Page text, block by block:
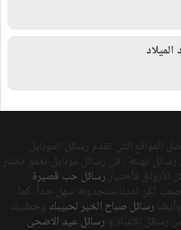
المواقع التي تقدم رسائل الموبايل
تهنئة ، في رسائل موبايل تعمق نختار
الأزواق فأختياررسائل حب قصيرة
صعب لكن لدينا ستجدونه سهل جداً، كما
وأيضا رسائل صباح الخير لحبيبك وخطيبك
رسائل الاعياد و رسائل عيد الاضحى